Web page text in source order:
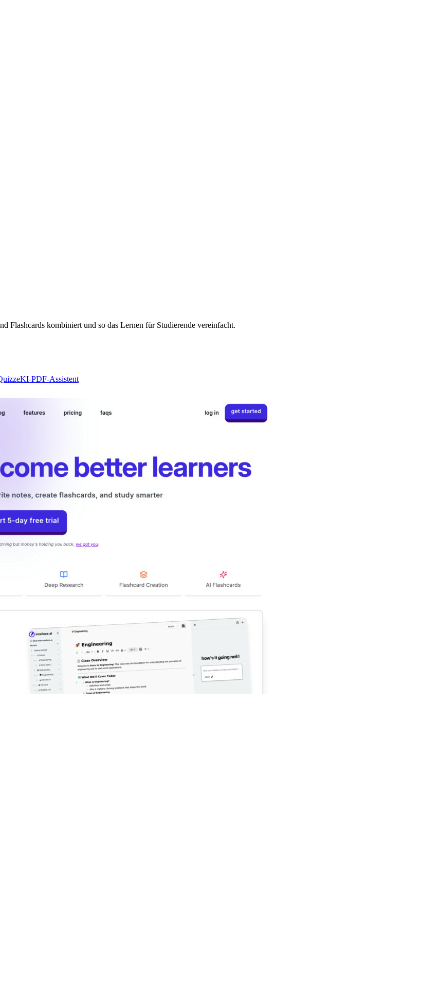
Flashcards kombiniert und so das Lernen für Studierende vereinfacht.
KI-PDF-Assistent